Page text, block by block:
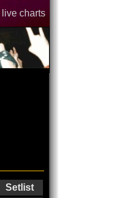
live charts
Setlist